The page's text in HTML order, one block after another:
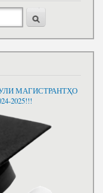
МАГИСТРАНТҲО
2025!!!